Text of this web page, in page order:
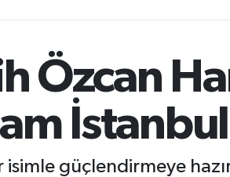
BITCOIN
Özcan
güçlendirmeye